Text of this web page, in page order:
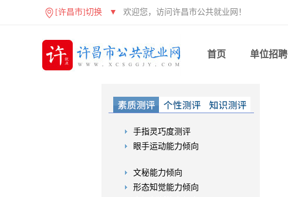
[许昌市]切换 ▼ 欢迎您，访问许昌市公共就业网！
首页 单位招聘
手指灵巧度测评
眼手运动能力倾向
文秘能力倾向
形态知觉能力倾向